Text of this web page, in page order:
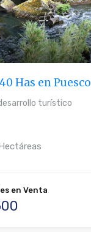
Has en Puesco
turístico
Hectáreas
en Venta